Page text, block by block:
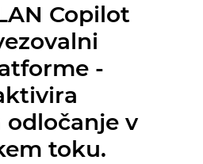
Copilot
-
odločanje v
toku.